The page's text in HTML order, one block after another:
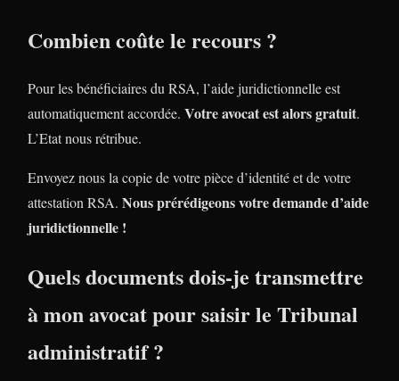
Combien coûte le recours ?
Pour les bénéficiaires du RSA, l’aide juridictionnelle est
automatiquement accordée. Votre avocat est alors gratuit.
L’Etat nous rétribue.
Envoyez nous la copie de votre pièce d’identité et de votre
attestation RSA. Nous prérédigeons votre demande d’aide
juridictionnelle !
Quels documents dois-je transmettre
à mon avocat pour saisir le Tribunal
administratif ?